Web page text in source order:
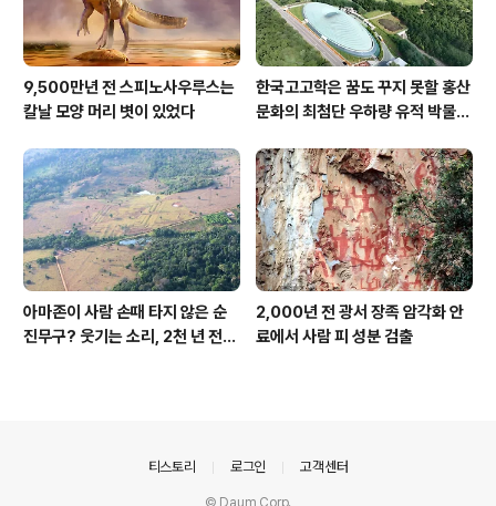
9,500만년 전 스피노사우루스는
칼날 모양 머리 볏이 있었다
한국고고학은 꿈도 꾸지 못할 홍산
문화의 최첨단 우하량 유적 박물관
아마존이 사람 손때 타지 않은 순
진무구? 웃기는 소리, 2천 년 전에
2,000년 전 광서 장족 암각화 안
료에서 사람 피 성분 검출
티스토리 로그인 고객센터